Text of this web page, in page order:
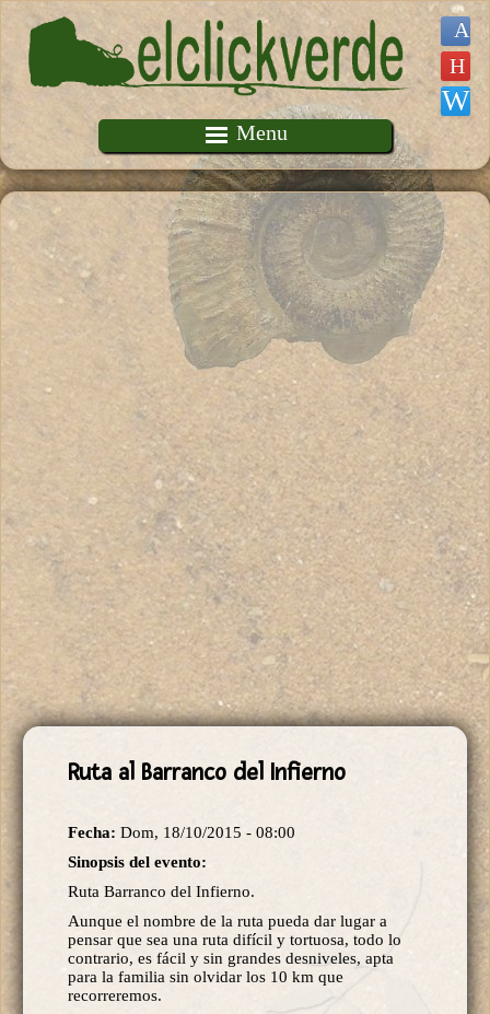
Pasar al contenido principal
Menu
Ruta al Barranco del Infierno
Fecha: Dom, 18/10/2015 - 08:00
Sinopsis del evento:
Ruta Barranco del Infierno.
Aunque el nombre de la ruta pueda dar lugar a
pensar que sea una ruta difícil y tortuosa, todo lo
contrario, es fácil y sin grandes desniveles, apta
para la familia sin olvidar los 10 km que
recorreremos.